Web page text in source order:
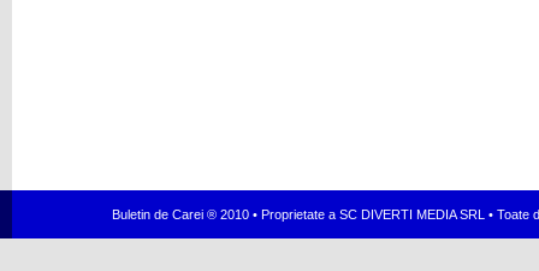
Buletin de Carei ® 2010 • Proprietate a SC DIVERTI MEDIA SRL •